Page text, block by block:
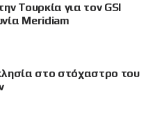
Τουρκία για τον GSI
Meridiam
στο στόχαστρο του